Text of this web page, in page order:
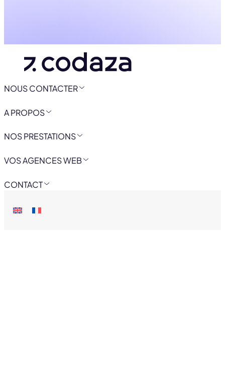
NOUS CONTACTER
A PROPOS
NOS PRESTATIONS
VOS AGENCES WEB
CONTACT